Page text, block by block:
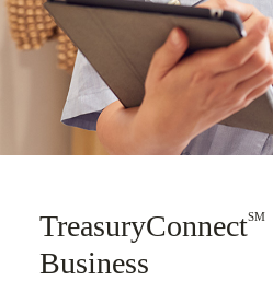
TreasuryConnectSM
Business